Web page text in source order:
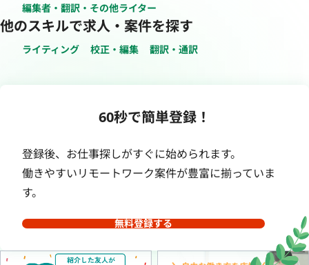
編集者・翻訳・その他ライター
他のスキルで求人・案件を探す
ライティング 校正・編集 翻訳・通訳
60秒で簡単登録！
登録後、お仕事探しがすぐに始められます。
働きやすいリモートワーク案件が豊富に揃っていま
す。
無料登録する